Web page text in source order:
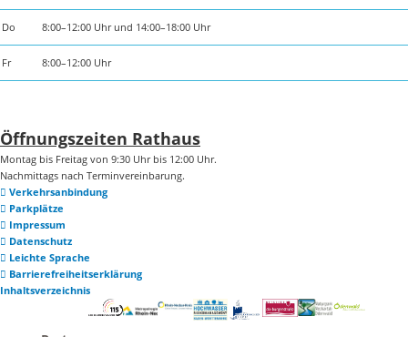
Do 8:00–12:00 Uhr und 14:00–18:00 Uhr
Fr 8:00–12:00 Uhr
Öffnungszeiten Rathaus
Montag bis Freitag von 9:30 Uhr bis 12:00 Uhr.
Nachmittags nach Terminvereinbarung.
Verkehrsanbindung
Parkplätze
Impressum
Datenschutz
Leichte Sprache
Barrierefreiheitserklärung
Inhaltsverzeichnis